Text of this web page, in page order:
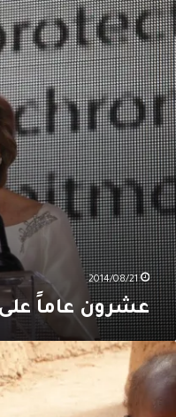
مركز
الرعاية
الدائمة
2014/08/21
عشرون عاماً على
1.5
مليار
شخص